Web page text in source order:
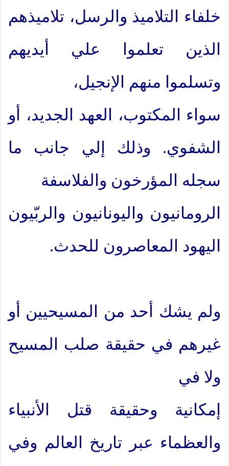
خلفاء التلاميذ والرسل، تلاميذهم
الذين تعلموا علي أيديهم
وتسلموا منهم الإنجيل،
سواء المكتوب، العهد الجديد، أو
الشفوي. وذلك إلي جانب ما
سجله المؤرخون والفلاسفة
الرومانيون واليونانيون والربّيون
اليهود المعاصرون للحدث.
ولم يشك أحد من المسيحيين أو
غيرهم في حقيقة صلب المسيح
ولا في
إمكانية وحقيقة قتل الأنبياء
والعظماء عبر تاريخ العالم وفي